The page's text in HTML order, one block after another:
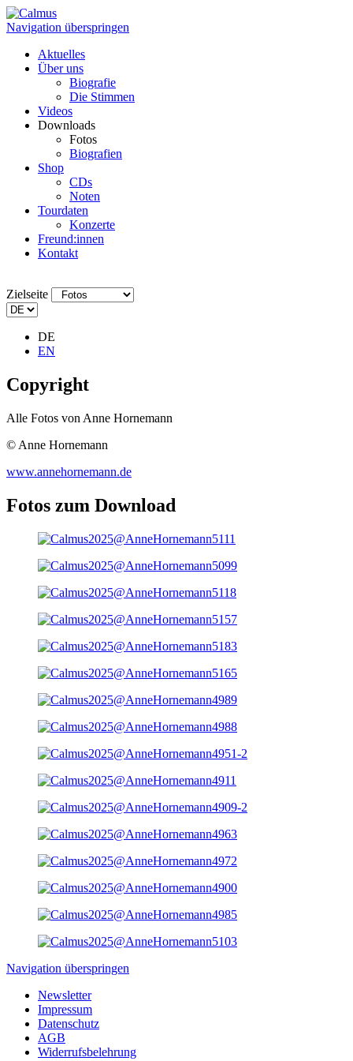
Navigation überspringen
Aktuelles
Über uns
Biografie
Die Stimmen
Videos
Downloads
Fotos
Biografien
Shop
CDs
Noten
Tourdaten
Konzerte
Freund:innen
Kontakt
Zielseite
DE
EN
Copyright
Alle Fotos von Anne Hornemann
© Anne Hornemann
www.annehornemann.de
Fotos zum Download
Navigation überspringen
Newsletter
Impressum
Datenschutz
AGB
Widerrufsbelehrung